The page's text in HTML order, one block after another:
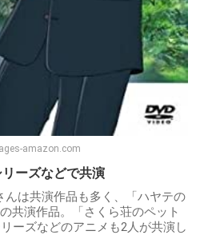
amazon.com
リーズなどで共演
は共演作品も多く、「ハヤテの
共演作品。「さくら荘のペット
ーズなどのアニメも2人が共演し